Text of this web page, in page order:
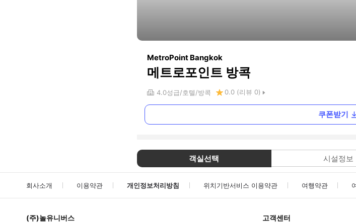
MetroPoint Bangkok
메트로포인트 방콕
4.0성급 호텔 방콕 0.0 (리뷰 0)
쿠폰받기
객실선택 시설정보
회사소개 이용약관 개인정보처리방침 위치기반서비스 이용약관 여행약관
(주)놀유니버스 고객센터